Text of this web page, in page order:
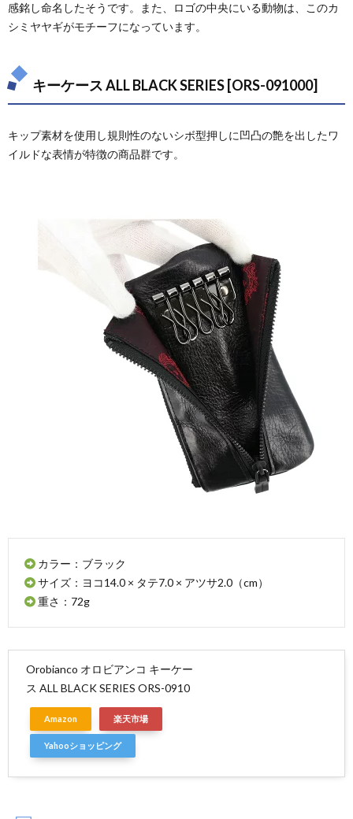
感銘し命名したそうです。また、ロゴの中央にいる動物は、このカ
シミヤヤギがモチーフになっています。
キーケース ALL BLACK SERIES [ORS-091000]
キップ素材を使用し規則性のないシボ型押しに凹凸の艶を出したワ
イルドな表情が特徴の商品群です。
カラー：ブラック
サイズ：ヨコ14.0 × タテ7.0 × アツサ2.0（cm）
重さ：72g
Orobianco オロビアンコ キーケー
ス ALL BLACK SERIES ORS-0910
Amazon 楽天市場
Yahooショッピング